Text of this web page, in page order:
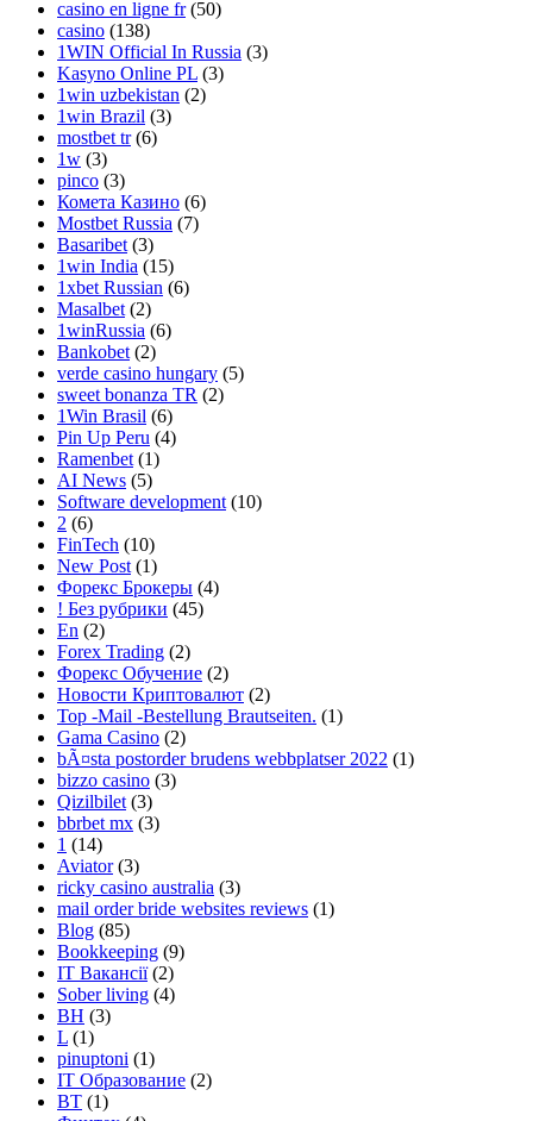
casino en ligne fr(50)
casino (138)
1WIN Official In Russia (3)
Kasyno Online PL (3)
1win uzbekistan (2)
1win Brazil (3)
mostbet tr(6)
1w (3)
pinco (3)
Комета Казино (6)
Mostbet Russia (7)
Basaribet (3)
1win India (15)
1xbet Russian (6)
Masalbet (2)
1winRussia (6)
Bankobet (2)
verde casino hungary (5)
sweet bonanza TR (2)
1Win Brasil (6)
Pin Up Peru (4)
Ramenbet (1)
AI News (5)
Software development (10)
2 (6)
FinTech (10)
New Post (1)
Форекс Брокеры (4)
! Без рубрики (45)
En (2)
Forex Trading (2)
Форекс Обучение (2)
Новости Криптовалют (2)
Top -Mail -Bestellung Brautseiten. (1)
Gama Casino (2)
bÃ¤sta postorder brudens webbplatser 2022 (1)
bizzo casino (3)
Qizilbilet (3)
bbrbet mx (3)
1 (14)
Aviator(3)
ricky casino australia (3)
mail order bride websites reviews (1)
Blog (85)
Bookkeeping (9)
IT Вакансії(2)
Sober living (4)
BH (3)
L (1)
pinuptoni (1)
IT Образование (2)
BT (1)